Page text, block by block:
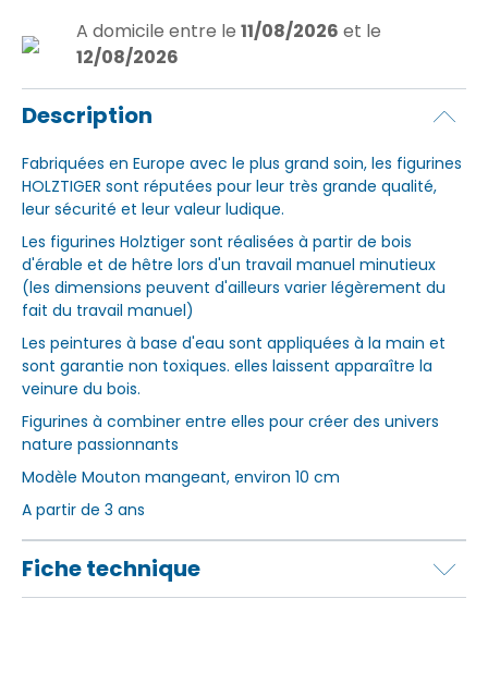
A domicile entre le 11/08/2026 et le
12/08/2026
Description
Fabriquées en Europe avec le plus grand soin, les figurines
HOLZTIGER sont réputées pour leur très grande qualité,
leur sécurité et leur valeur ludique.
Les figurines Holztiger sont réalisées à partir de bois
d'érable et de hêtre lors d'un travail manuel minutieux
(les dimensions peuvent d'ailleurs varier légèrement du
fait du travail manuel)
Les peintures à base d'eau sont appliquées à la main et
sont garantie non toxiques. elles laissent apparaître la
veinure du bois.
Figurines à combiner entre elles pour créer des univers
nature passionnants
Modèle Mouton mangeant, environ 10 cm
A partir de 3 ans
Fiche technique